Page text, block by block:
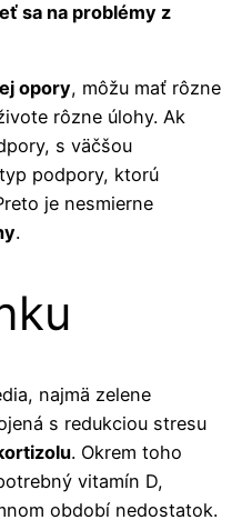
sa na problémy z
opory, môžu mať rôzne
rôzne úlohy. Ak
s väčšou
podpory, ktorú
je nesmierne
.
najmä zelene
s redukciou stresu
. Okrem toho
vitamín D,
období nedostatok.